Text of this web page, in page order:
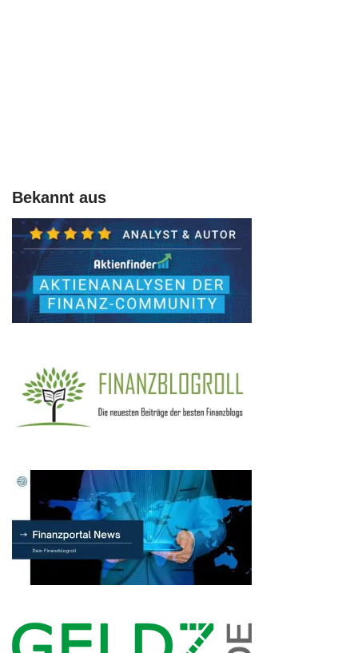
Bekannt aus